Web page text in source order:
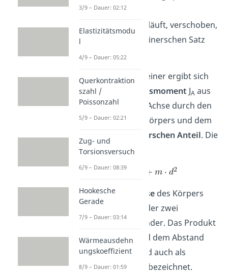
der, die durch den
Massenmittelpunkt läuft, verschoben,
so musst du den steinerschen Satz
anwenden.
Bei dem Satz von Steiner ergibt sich
dasMassenträgheitsmoment JA aus
dem Moment einer Achse durch den
MittelpunktJS
des Körpers und dem
steinerschen Anteil. Die
Formel lautet:
Dabei ist m die Massedes Körpers
der zwei
Drehachsen zueinander. Das Produkt
zwischen Masse und dem Abstand
der Drehachsen wird auch als
steinerscher Anteil
bezeichnet.
3/9 – Dauer: 02:12
Elastizitätsmodu
l
4/9 – Dauer: 05:22
Querkontraktion
szahl /
Poissonzahl
5/9 – Dauer: 02:21
Zug- und
Torsionsversuch
6/9 – Dauer: 08:39
Hookesche
Gerade
7/9 – Dauer: 03:14
Wärmeausdehn
ungskoeffizient
8/9 – Dauer: 01:59